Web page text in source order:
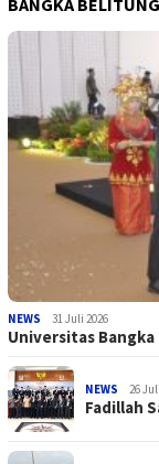
NEWS 31 Juli 2026
Universitas
NEWS 26
Fadillah